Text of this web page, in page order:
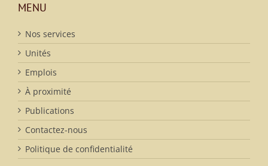
MENU
Nos services
Unités
Emplois
À proximité
Publications
Contactez-nous
Politique de confidentialité